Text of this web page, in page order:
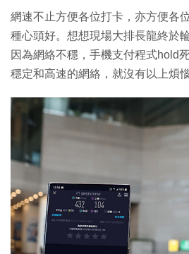
網速不止方便各位打卡，亦方便各
種心頭好。想想現場大排長龍終於
因為網絡不穩，手機支付程式
穩定和高速的網絡，就沒有以上煩惱